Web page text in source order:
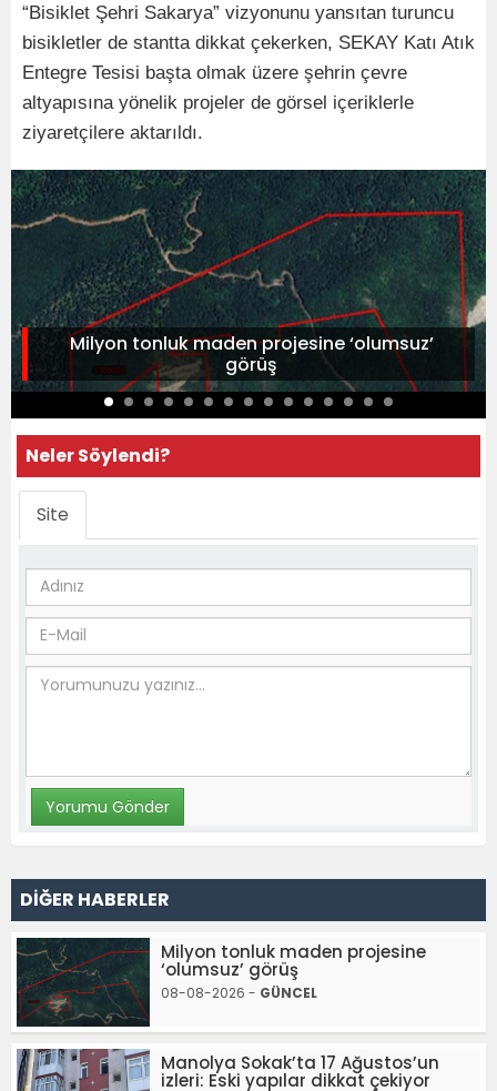
“Bisiklet Şehri Sakarya” vizyonunu yansıtan turuncu
bisikletler de stantta dikkat çekerken, SEKAY Katı Atık
Entegre Tesisi başta olmak üzere şehrin çevre
altyapısına yönelik projeler de görsel içeriklerle
ziyaretçilere aktarıldı.
Milyon tonluk maden projesine ‘olumsuz’
görüş
Neler Söylendi?
Site
DİĞER HABERLER
Milyon tonluk maden projesine
‘olumsuz’ görüş
08-08-2026 - GÜNCEL
Manolya Sokak’ta 17 Ağustos’un
izleri: Eski yapılar dikkat çekiyor